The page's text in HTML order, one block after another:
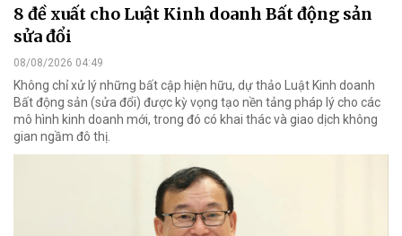
8 đề xuất cho Luật Kinh doanh Bất động sản
sửa đổi
08/08/2026 04:49
Không chỉ xử lý những bất cập hiện hữu, dự thảo Luật Kinh doanh
Bất động sản (sửa đổi) được kỳ vọng tạo nền tảng pháp lý cho các
mô hình kinh doanh mới, trong đó có khai thác và giao dịch không
gian ngầm đô thị.